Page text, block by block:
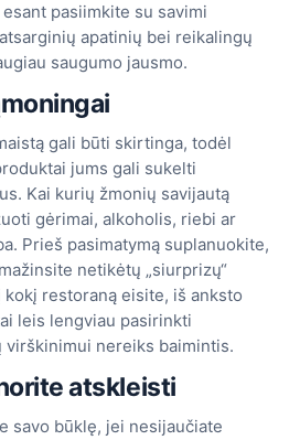
pasiimkite su savimi
apatinių bei reikalingų
saugumo jausmo.
gali būti skirtinga, todėl
jums gali sukelti
Kai kurių žmonių savijautą
gėrimai, alkoholis, riebi ar
Prieš pasimatymą suplanuokite,
netikėtų „siurprizų“
restoraną eisite, iš anksto
leis lengviau pasirinkti
virškinimui nereiks baimintis.
atskleisti
savo būklę, jei nesijaučiate